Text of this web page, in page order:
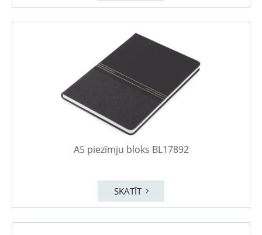
A5 piezīmju bloks BL17892
SKATĪT